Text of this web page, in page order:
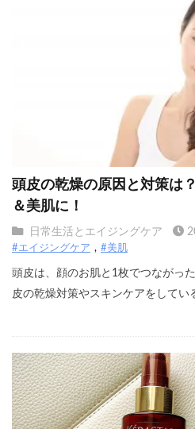
頭皮の乾燥の原因と対策は
＆美肌に！
日常生活とエイジングケア
#エイジングケア #美肌
頭皮は、顔のお肌と1枚でつながっ
皮の乾燥対策やスキンケアをしてい